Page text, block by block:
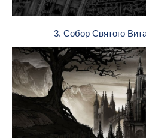
3. Собор Святого